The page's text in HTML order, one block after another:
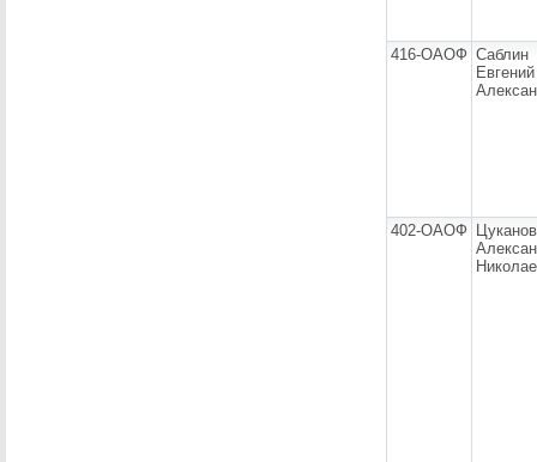
416-ОАОФ Саблин
Евгений
402-ОАОФ
Цуканов